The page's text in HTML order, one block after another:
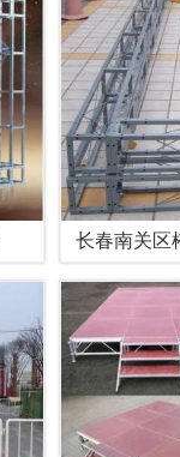
长春南关区